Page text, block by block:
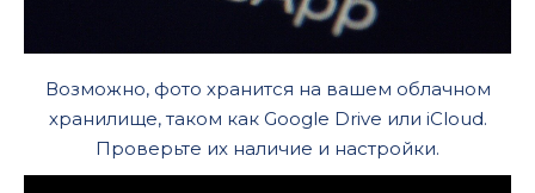
Возможно, фото хранится на вашем облачном
хранилище, таком как Google Drive или iCloud.
Проверьте их наличие и настройки.